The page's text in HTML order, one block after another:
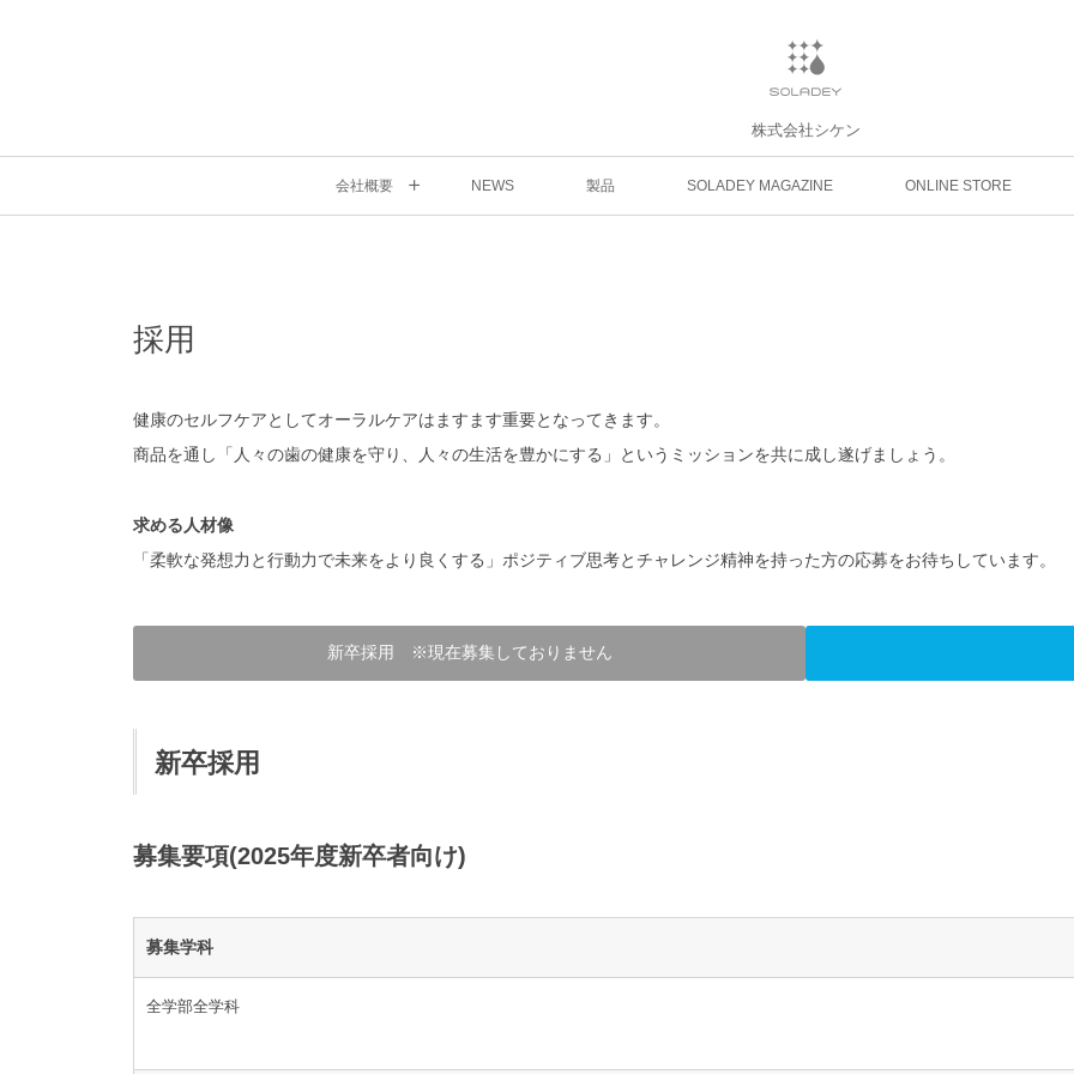
株式会社シケン
会社概要 NEWS 製品 SOLADEY MAGAZINE ONLINE STORE
採用
健康のセルフケアとしてオーラルケアはますます重要となってきます。
商品を通し「人々の⻭の健康を守り、人々の生活を豊かにする」というミッションを共に成し遂げましょう。
求める人材像
「柔軟な発想力と行動力で未来をより良くする」ポジティブ思考とチャレンジ精神を持った方の応募をお待ちしています。
新卒採用 ※現在募集しておりません
新卒採用
募集要項(2025年度新卒者向け)
募集学科
全学部全学科